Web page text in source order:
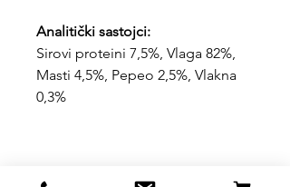
Analitički sastojci:
Sirovi proteini 7,5%, Vlaga 82%,
Masti 4,5%, Pepeo 2,5%, Vlakna
0,3%